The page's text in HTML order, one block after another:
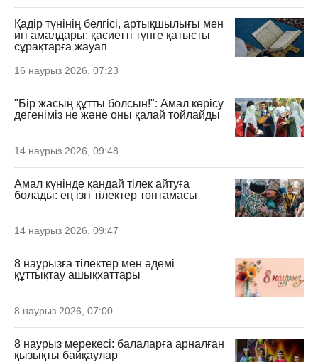
Қадір түнінің белгісі, артықшылығы мен
игі амалдары: қасиетті түнге қатысты
сұрақтарға жауап
16 наурыз 2026, 07:23
"Бір жасың құтты болсын!": Амал көрісу
дегеніміз не және оны қалай тойлайды
14 наурыз 2026, 09:48
Амал күнінде қандай тілек айтуға
болады: ең ізгі тілектер топтамасы
14 наурыз 2026, 09:47
8 наурызға тілектер мен әдемі
құттықтау ашықхаттары
8 наурыз 2026, 07:00
8 наурыз мерекесі: балаларға арналған
қызықты байқаулар